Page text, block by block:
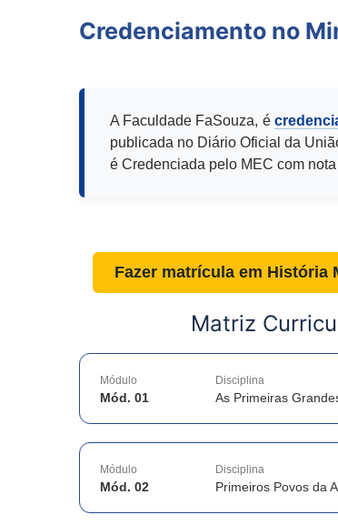
Credenciamento no
A Faculdade FaSouza, é
publicada no Diário Oficial da
é Credenciada pelo MEC com
Fazer matrícula em História
Matriz
Módulo
Mód. 01
Disciplina
As Primeiras
Módulo
Mód. 02
Disciplina
Primeiros Povos da